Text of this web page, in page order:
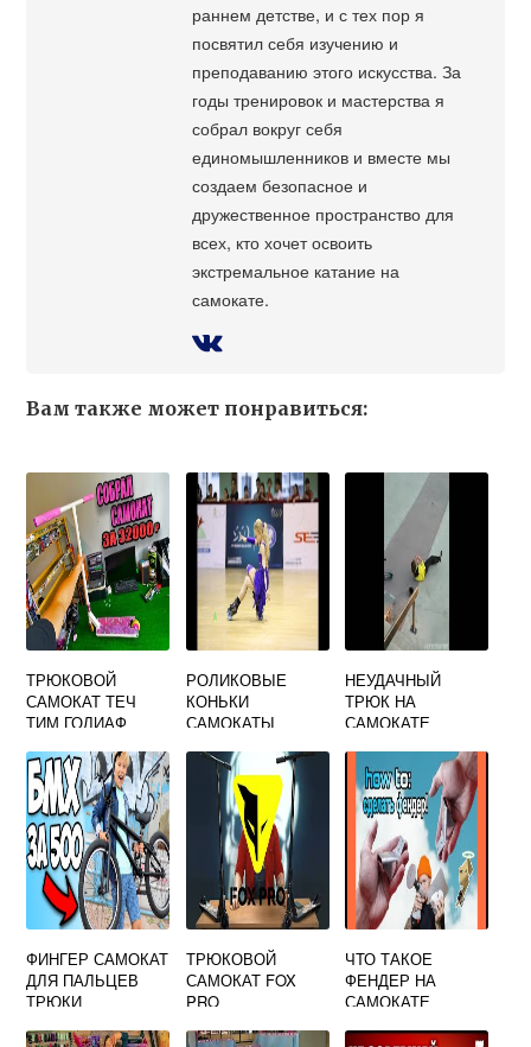
раннем детстве, и с тех пор я
посвятил себя изучению и
преподаванию этого искусства. За
годы тренировок и мастерства я
собрал вокруг себя
единомышленников и вместе мы
создаем безопасное и
дружественное пространство для
всех, кто хочет освоить
экстремальное катание на
самокате.
Вам также может понравиться:
ТРЮКОВОЙ
САМОКАТ ТЕЧ
ТИМ ГОЛИАФ
РОЛИКОВЫЕ
КОНЬКИ
САМОКАТЫ
НЕУДАЧНЫЙ
ТРЮК НА
САМОКАТЕ
ФИНГЕР САМОКАТ
ДЛЯ ПАЛЬЦЕВ
ТРЮКИ
ТРЮКОВОЙ
САМОКАТ FOX
PRO
ЧТО ТАКОЕ
ФЕНДЕР НА
САМОКАТЕ